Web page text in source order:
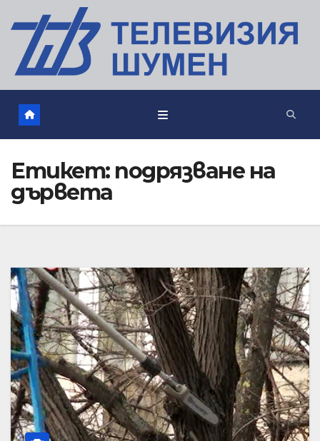
Етикет: подрязване на
дървета